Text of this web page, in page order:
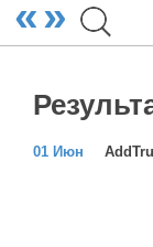
«»
01 Июн